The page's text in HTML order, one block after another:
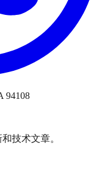
94108
技术文章。